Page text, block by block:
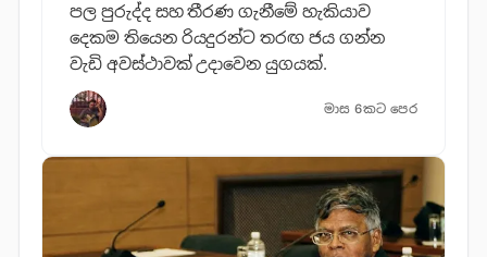
පල පුරුද්ද සහ තීරණ ගැනීමේ හැකියාව
දෙකම තියෙන රියදුරන්ට තරඟ ජය ගන්න
වැඩි අවස්ථාවක් උදාවෙන යුගයක්.
මාස 6කට පෙර